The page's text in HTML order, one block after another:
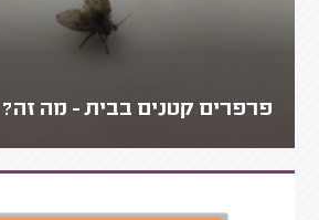
פרפרים קטנים בבית - מה זה?